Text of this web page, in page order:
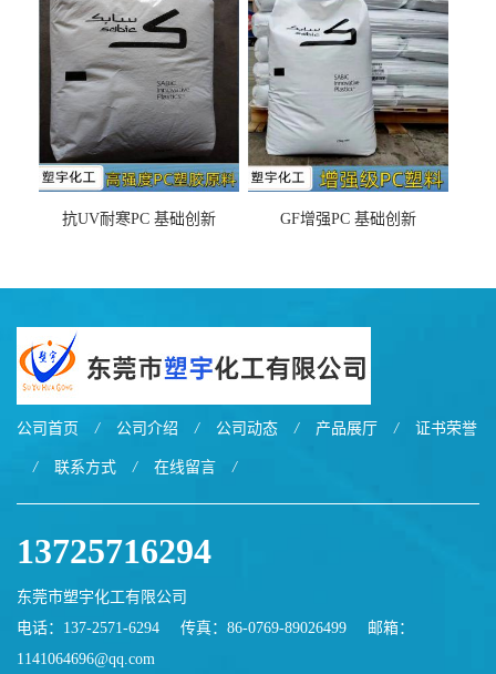
之忧
抗UV耐寒PC 基础创新
GF增强PC 基础创新
公司首页 / 公司介绍 / 公司动态 / 产品展厅 / 证书荣誉
/ 联系方式 / 在线留言 /
13725716294
东莞市塑宇化工有限公司
电话：137-2571-6294
传真：86-0769-89026499
邮箱：
1141064696@qq.com